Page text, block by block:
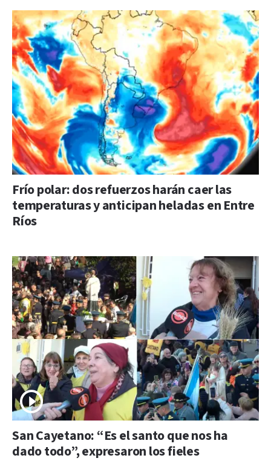
Frío polar: dos refuerzos harán caer las
temperaturas y anticipan heladas en Entre
Ríos
San Cayetano: “Es el santo que nos ha
dado todo”, expresaron los fieles